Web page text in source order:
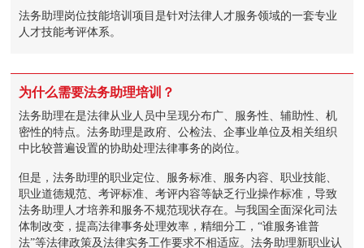
法务助理岗位技能培训项目是针对法律人才服务领域的一套专业
人才技能考评体系。
为什么需要法务助理培训？
法务助理在是法律从业人员中呈现分布广、服务性、辅助性、机
密性的特点。法务助理是政府、公检法、企事业单位及相关组织
中比较普遍设置的协助处理法律事务的岗位。
但是，法务助理的职业定位、服务标准、服务内容、职业技能、
职业道德规范、考评标准、考评内容等缺乏行业操作标准，导致
法务助理人才培养和服务不规范现状存在。与我国全面深化司法
体制改变，提高法律事务处理效率，精细分工，“谁服务谁普
法”等法律政策及法律实务工作要求不相适应。法务助理新职业认